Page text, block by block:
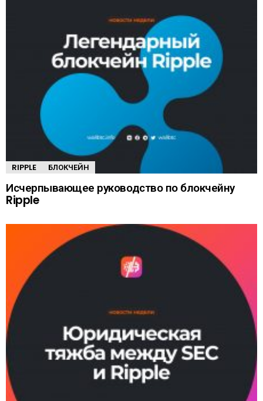
RIPPLE БЛОКЧЕЙН
Исчерпывающее руководство по блокчейну
Ripple